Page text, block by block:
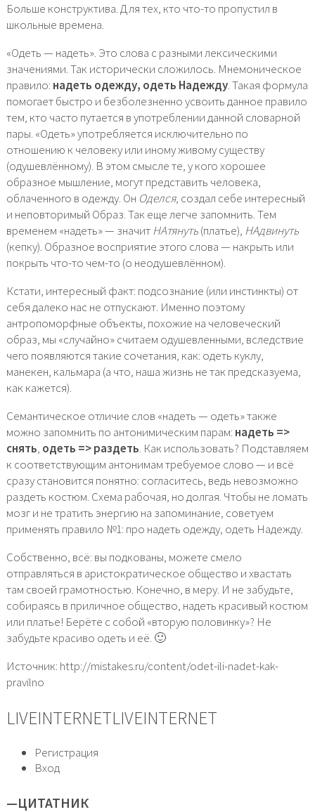
Больше конструктива. Для тех, кто что-то пропустил в
школьные времена.
«Одеть — надеть». Это слова с разными лексическими
значениями. Так исторически сложилось. Мнемоническое
правило: надеть одежду, одеть Надежду. Такая формула
помогает быстро и безболезненно усвоить данное правило
тем, кто часто путается в употреблении данной словарной
пары. «Одеть» употребляется исключительно по
отношению к человеку или иному живому существу
(одушевлённому). В этом смысле те, у кого хорошее
образное мышление, могут представить человека,
облаченного в одежду. Он Оделся, создал себе интересный
и неповторимый Образ. Так еще легче запомнить. Тем
временем «надеть» — значитНАтянуть(платье), НАдвинуть
(кепку). Образное восприятие этого слова — накрыть или
покрыть что-то чем-то (о неодушевлённом).
Кстати, интересный факт: подсознание (или инстинкты) от
себя далеко нас не отпускают. Именно поэтому
антропоморфные объекты, похожие на человеческий
образ, мы «случайно» считаем одушевленными, вследствие
чего появляются такие сочетания, как: одеть куклу,
манекен, кальмара (а что, наша жизнь не так предсказуема,
как кажется).
Семантическое отличие слов «надеть — одеть» также
можно запомнить по антонимическим парам: надеть =>
снять, одеть => раздеть. Как использовать? Подставляем
к соответствующим антонимам требуемое слово — и всё
сразу становится понятно: согласитесь, ведь невозможно
раздеть костюм. Схема рабочая, но долгая. Чтобы не ломать
мозг и не тратить энергию на запоминание, советуем
применять правило №1: про надеть одежду, одеть Надежду.
Собственно, всё: вы подкованы, можете смело
отправляться в аристократическое общество и хвастать
там своей грамотностью. Конечно, в меру. И не забудьте,
собираясь в приличное общество, надеть красивый костюм
или платье! Берёте с собой «вторую половинку»? Не
забудьте красиво одеть и её. 🙂
Источник: http://mistakes.ru/content/odet-ili-nadet-kak-
pravilno
LIVEINTERNETLIVEINTERNET
Регистрация
Вход
—ЦИТАТНИК